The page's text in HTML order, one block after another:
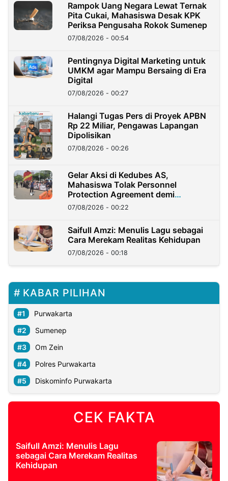
Rampok Uang Negara Lewat Ternak
Pita Cukai, Mahasiswa Desak KPK
Periksa Pengusaha Rokok Sumenep
07/08/2026 - 00:54
Pentingnya Digital Marketing untuk
UMKM agar Mampu Bersaing di Era
Digital
07/08/2026 - 00:27
Halangi Tugas Pers di Proyek APBN
Rp 22 Miliar, Pengawas Lapangan
Dipolisikan
07/08/2026 - 00:26
Gelar Aksi di Kedubes AS,
Mahasiswa Tolak Personnel
Protection Agreement demi
Kedaulatan Negara
07/08/2026 - 00:22
Saifull Amzi: Menulis Lagu sebagai
Cara Merekam Realitas Kehidupan
07/08/2026 - 00:18
KABAR PILIHAN
Purwakarta
Sumenep
Om Zein
Polres Purwakarta
Diskominfo Purwakarta
CEK FAKTA
Saifull Amzi: Menulis Lagu
sebagai Cara Merekam Realitas
Kehidupan